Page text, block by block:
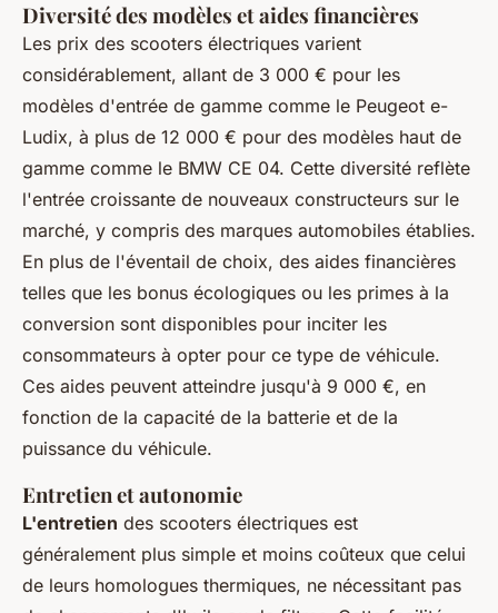
Diversité des modèles et aides financières
Les prix des scooters électriques varient
considérablement, allant de 3 000 € pour les
modèles d'entrée de gamme comme le Peugeot e-
Ludix, à plus de 12 000 € pour des modèles haut de
gamme comme le BMW CE 04. Cette diversité reflète
l'entrée croissante de nouveaux constructeurs sur le
marché, y compris des marques automobiles établies.
En plus de l'éventail de choix, des aides financières
telles que les bonus écologiques ou les primes à la
conversion sont disponibles pour inciter les
consommateurs à opter pour ce type de véhicule.
Ces aides peuvent atteindre jusqu'à 9 000 €, en
fonction de la capacité de la batterie et de la
puissance du véhicule.
Entretien et autonomie
L'entretien des scooters électriques est
généralement plus simple et moins coûteux que celui
de leurs homologues thermiques, ne nécessitant pas